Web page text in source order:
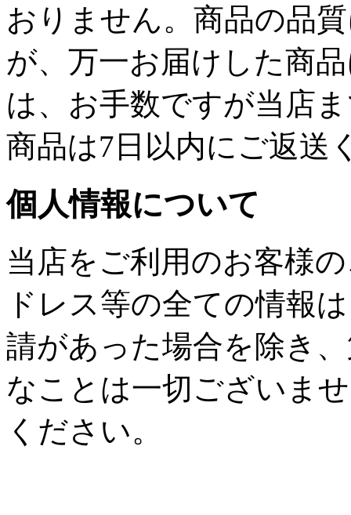
おりません。商品の品
が、万一お届けした商
は、お手数ですが当店
商品は7日以内にご返送
個人情報について
当店をご利用のお客様
ドレス等の全ての情報
請があった場合を除き
なことは一切ございま
ください。